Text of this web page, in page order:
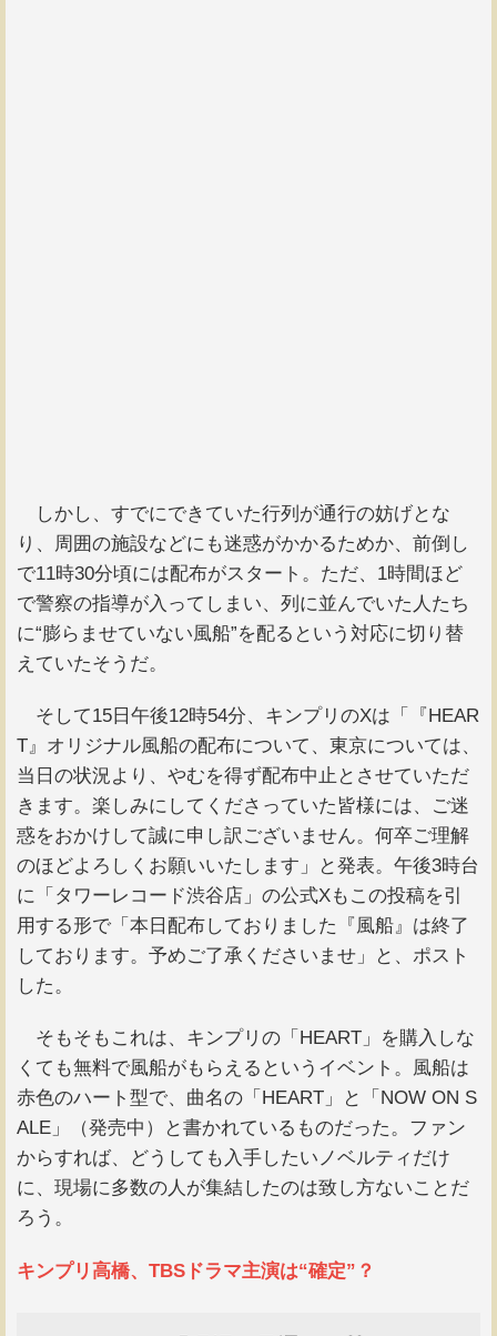
しかし、すでにできていた行列が通行の妨げとな
り、周囲の施設などにも迷惑がかかるためか、前倒し
で11時30分頃には配布がスタート。ただ、1時間ほど
で警察の指導が入ってしまい、列に並んでいた人たち
に“膨らませていない風船”を配るという対応に切り替
えていたそうだ。
そして15日午後12時54分、キンプリのXは「『HEAR
T』オリジナル風船の配布について、東京については、
当日の状況より、やむを得ず配布中止とさせていただ
きます。楽しみにしてくださっていた皆様には、ご迷
惑をおかけして誠に申し訳ございません。何卒ご理解
のほどよろしくお願いいたします」と発表。午後3時台
に「タワーレコード渋谷店」の公式Xもこの投稿を引
用する形で「本日配布しておりました『風船』は終了
しております。予めご了承くださいませ」と、ポスト
した。
そもそもこれは、キンプリの「HEART」を購入しな
くても無料で風船がもらえるというイベント。風船は
赤色のハート型で、曲名の「HEART」と「NOW ON S
ALE」（発売中）と書かれているものだった。ファン
からすれば、どうしても入手したいノベルティだけ
に、現場に多数の人が集結したのは致し方ないことだ
ろう。
キンプリ高橋、TBSドラマ主演は“確定”？